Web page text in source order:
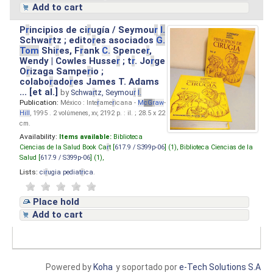
Add to cart
Principios de cirugía / Seymour I.
Schwartz ; editores asociados G.
Tom Shires, Frank C. Spencer,
Wendy | Cowles Husser ; tr. Jorge
Orizaga Samperio ;
colaboradores James T. Adams
... [et al.]by Schwartz, Seymour I.
Publication: México : Interamericana - McGraw-
Hill, 1995 . 2 volúmenes, xv, 2192 p. : il. ; 28.5 x 22
cm.
Availability: Items available: Biblioteca
Ciencias de la Salud Book Cart [ 617.9 / S399p-06 ] (1), Biblioteca Ciencias de la
Salud [ 617.9 / S399p-06 ] (1),
Lists: cirugia pediatrica
Place hold
Add to cart
y soportado pore-Tech Solutions S.A
Powered by Koha